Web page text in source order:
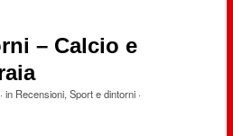
– Calcio e
in Recensioni, Sport e dintorni·